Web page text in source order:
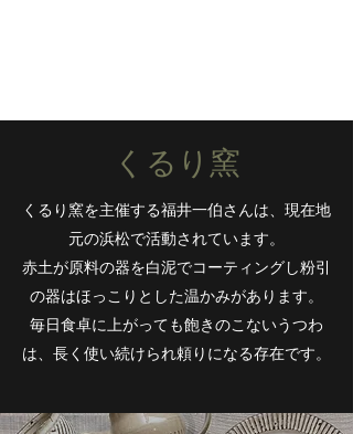
​​くるり窯
くるり窯を主催する福井一伯さんは、現在地
元の浜松で活動されています。
赤土が原料の器を白泥でコーティングし粉引
の器はほっこりとした温かみがあります。
毎日食卓に上がっても飽きのこないうつわ
は、長く使い続けられ頼りになる存在です。